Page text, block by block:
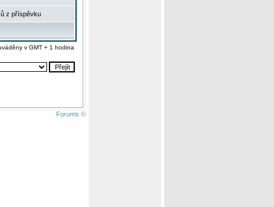
z příspěvku
v GMT + 1 hodina
Forums ©